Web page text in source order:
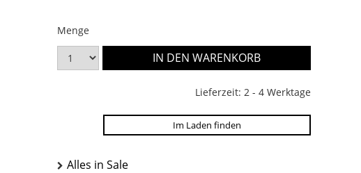
Menge
Lieferzeit: 2 - 4 Werktage
Im Laden finden
Alles in Sale